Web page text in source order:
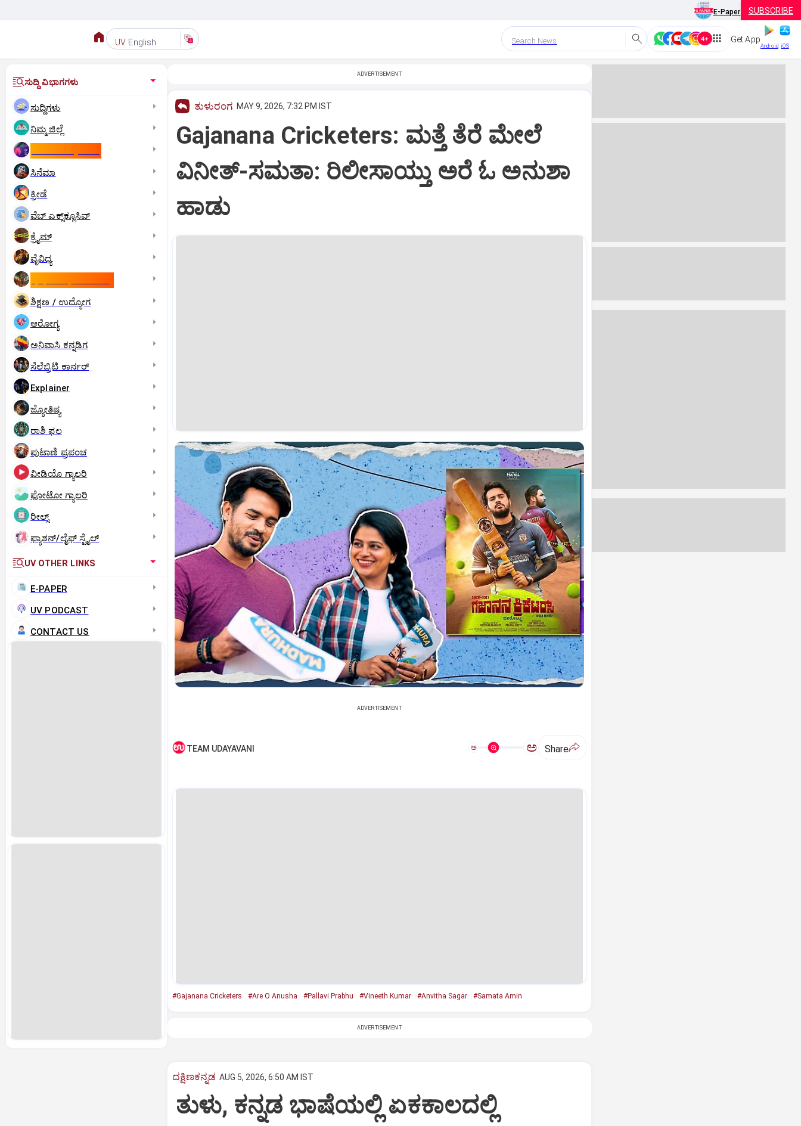
E-Paper SUBSCRIBE
UV English Search News Get App
Android iOS
ಸುದ್ದಿ ವಿಭಾಗಗಳು
ಸುದ್ದಿಗಳು
ನಿಮ್ಮ ಜಿಲ್ಲೆ
ಸಿನೆಮಾ
ಕ್ರೀಡೆ
ವೆಬ್ ಎಕ್ಸ್‌ಕ್ಲೂಸಿವ್
ಕ್ರೈಮ್
ವೈವಿಧ್ಯ
ಶಿಕ್ಷಣ / ಉದ್ಯೋಗ
ಆರೋಗ್ಯ
ಅನಿವಾಸಿ ಕನ್ನಡಿಗ
ಸೆಲೆಬ್ರಿಟಿ ಕಾರ್ನರ್‌
Explainer
ಜ್ಯೋತಿಷ್ಯ
ರಾಶಿ ಫಲ
ಪುಟಾಣಿ ಪ್ರಪಂಚ
ವೀಡಿಯೊ ಗ್ಯಾಲರಿ
ಫೋಟೋ ಗ್ಯಾಲರಿ
ರೀಲ್ಸ್
ಫ್ಯಾಶನ್/ಲೈಫ್‌ ಸ್ಟೈಲ್
UV OTHER LINKS
E-PAPER
UV PODCAST
CONTACT US
ADVERTISEMENT
ತುಳುರಂಗ MAY 9, 2026, 7:32 PM IST
Gajanana Cricketers: ಮತ್ತೆ ತೆರೆ ಮೇಲೆ
ವಿನೀತ್‌-ಸಮತಾ: ರಿಲೀಸಾಯ್ತು ಅರೆ ಓ ಅನುಶಾ
ಹಾಡು
ADVERTISEMENT
TEAM UDAYAVANI ಅ ಅ Share
#Gajanana Cricketers #Are O Anusha #Pallavi Prabhu #Vineeth Kumar #Anvitha Sagar #Samata Amin
ADVERTISEMENT
ದಕ್ಷಿಣಕನ್ನಡ AUG 5, 2026, 6:50 AM IST
ತುಳು, ಕನ್ನಡ ಭಾಷೆಯಲ್ಲಿ ಏಕಕಾಲದಲ್ಲಿ